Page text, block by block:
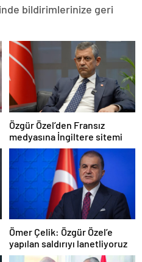
bildirimlerinize geri
Özgür Özel’den Fransız
medyasına İngiltere sitemi
Ömer Çelik: Özgür Özel’e
yapılan saldırıyı lanetliyoruz